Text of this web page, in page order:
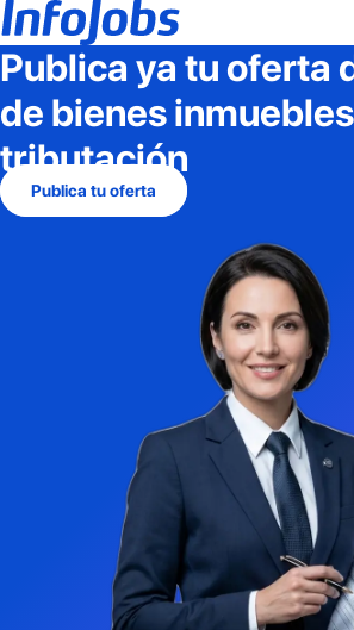
Publica ya tu oferta
de bienes
tributación
Publica tu oferta